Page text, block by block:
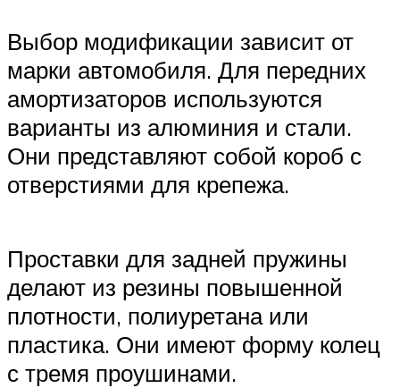
Выбор модификации зависит от
марки автомобиля. Для передних
амортизаторов используются
варианты из алюминия и стали.
Они представляют собой короб с
отверстиями для крепежа.
Проставки для задней пружины
делают из резины повышенной
плотности, полиуретана или
пластика. Они имеют форму колец
с тремя проушинами.